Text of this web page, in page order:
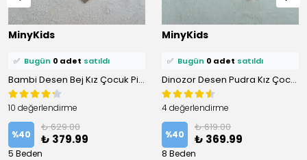
MinyKids
⭐️ Bu ürünü0 kişifavoriledi!
0 kişi
✅ Bugün 0 adet satıldı
Bambi Desen Bej Kız Çocuk Pijama Takım
10 değerlendirme
%40
₺ 629.00
₺ 379.99
5 Beden
MinyKids
⭐️ Bu ürünü0 kişifavoriledi!
0 kişi
✅ Bugün 0 adet satıldı
Dinozor Desen Pudra Kız Çocuk Pijama Takım
4 değerlendirme
%40
₺ 619.00
₺ 369.99
8 Beden